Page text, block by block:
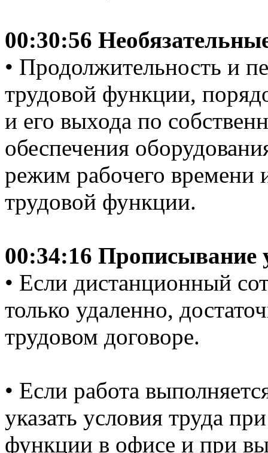
00:30:56
• Продолжительность и
трудовой функции,
и его выхода по
обеспечения
режим рабочего времени
трудовой функции.
00:34:16 Прописывание
• Если дистанционный
только удаленно,
трудовом договоре.
• Если работа
указать условия труда
функции в офисе и при